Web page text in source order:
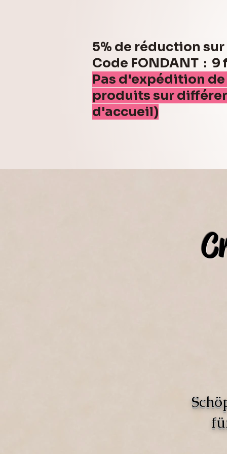
5% de réduction
Code FONDANT : 9
Pas d'expédition
produits sur
d'accueil)